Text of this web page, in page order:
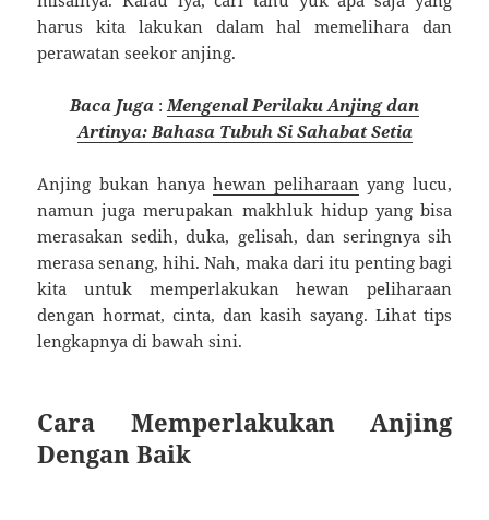
harus kita lakukan dalam hal memelihara dan
perawatan seekor anjing.
Baca Juga :Mengenal Perilaku Anjing dan
Artinya: Bahasa Tubuh Si Sahabat Setia
Anjing bukan hanya hewan peliharaan yang lucu,
namun juga merupakan makhluk hidup yang bisa
merasakan sedih, duka, gelisah, dan seringnya sih
merasa senang, hihi. Nah, maka dari itu penting bagi
kita untuk memperlakukan hewan peliharaan
dengan hormat, cinta, dan kasih sayang. Lihat tips
lengkapnya di bawah sini.
Cara Memperlakukan Anjing
Dengan Baik